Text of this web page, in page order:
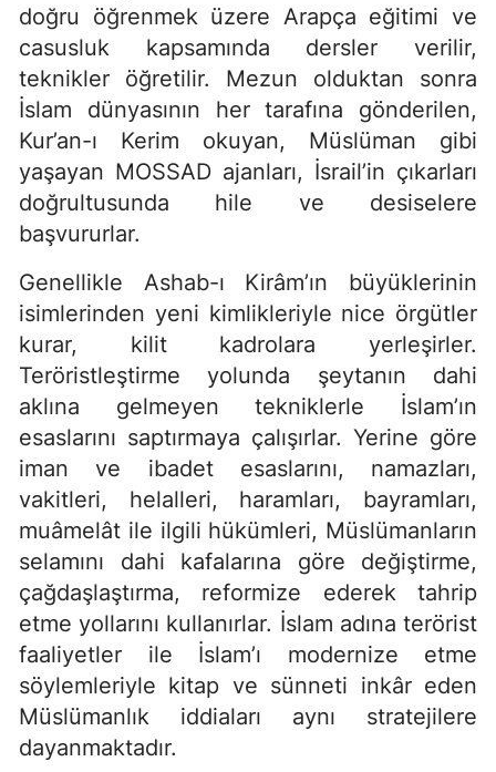
doğru öğrenmek üzere Arapça eğitimi ve
casusluk kapsamında dersler verilir,
teknikler öğretilir. Mezun olduktan sonra
İslam dünyasının her tarafına gönderilen,
Kur’an-ı Kerim okuyan, Müslüman gibi
yaşayan MOSSAD ajanları, İsrail’in çıkarları
doğrultusunda hile ve desiselere
başvururlar.
Genellikle Ashab-ı Kirâm’ın büyüklerinin
isimlerinden yeni kimlikleriyle nice örgütler
kurar, kilit kadrolara yerleşirler.
Teröristleştirme yolunda şeytanın dahi
aklına gelmeyen tekniklerle İslam’ın
esaslarını saptırmaya çalışırlar. Yerine göre
iman ve ibadet esaslarını, namazları,
vakitleri, helalleri, haramları, bayramları,
muâmelât ile ilgili hükümleri, Müslümanların
selamını dahi kafalarına göre değiştirme,
çağdaşlaştırma, reformize ederek tahrip
etme yollarını kullanırlar. İslam adına terörist
faaliyetler ile İslam’ı modernize etme
söylemleriyle kitap ve sünneti inkâr eden
Müslümanlık iddiaları aynı stratejilere
dayanmaktadır.